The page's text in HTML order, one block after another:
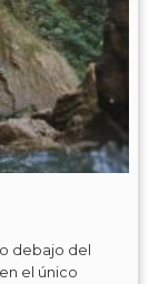
debajo del
el único